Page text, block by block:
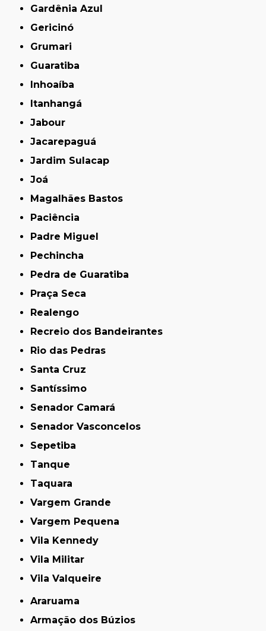
Gardênia Azul
Gericinó
Grumari
Guaratiba
Inhoaíba
Itanhangá
Jabour
Jacarepaguá
Jardim Sulacap
Joá
Magalhães Bastos
Paciência
Padre Miguel
Pechincha
Pedra de Guaratiba
Praça Seca
Realengo
Recreio dos Bandeirantes
Rio das Pedras
Santa Cruz
Santíssimo
Senador Camará
Senador Vasconcelos
Sepetiba
Tanque
Taquara
Vargem Grande
Vargem Pequena
Vila Kennedy
Vila Militar
Vila Valqueire
Araruama
Armação dos Búzios